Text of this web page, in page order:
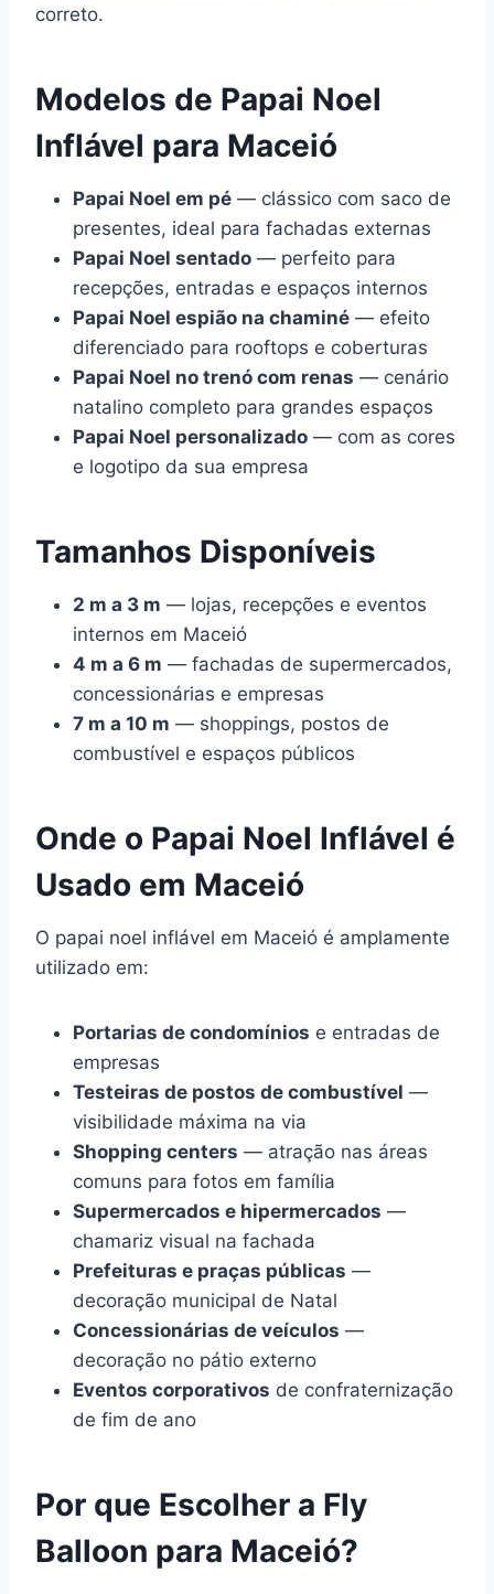
correto.
Modelos de Papai Noel
Inflável para Maceió
Papai Noel em pé — clássico com saco de
presentes, ideal para fachadas externas
Papai Noel sentado — perfeito para
recepções, entradas e espaços internos
Papai Noel espião na chaminé — efeito
diferenciado para rooftops e coberturas
Papai Noel no trenó com renas — cenário
natalino completo para grandes espaços
Papai Noel personalizado — com as cores
e logotipo da sua empresa
Tamanhos Disponíveis
2 m a 3 m — lojas, recepções e eventos
internos em Maceió
4 m a 6 m — fachadas de supermercados,
concessionárias e empresas
7 m a 10 m — shoppings, postos de
combustível e espaços públicos
Onde o Papai Noel Inflável é
Usado em Maceió
O papai noel inflável em Maceió é amplamente
utilizado em:
Portarias de condomínios e entradas de
empresas
Testeiras de postos de combustível —
visibilidade máxima na via
Shopping centers — atração nas áreas
comuns para fotos em família
Supermercados e hipermercados —
chamariz visual na fachada
Prefeituras e praças públicas —
decoração municipal de Natal
Concessionárias de veículos —
decoração no pátio externo
Eventos corporativos de confraternização
de fim de ano
Por que Escolher a Fly
Balloon para Maceió?